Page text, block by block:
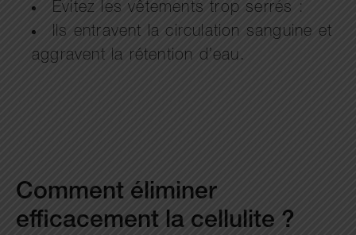
Évitez les vêtements trop serrés :
Ils entravent la circulation sanguine et
aggravent la rétention d’eau.
Comment éliminer
efficacement la cellulite ?